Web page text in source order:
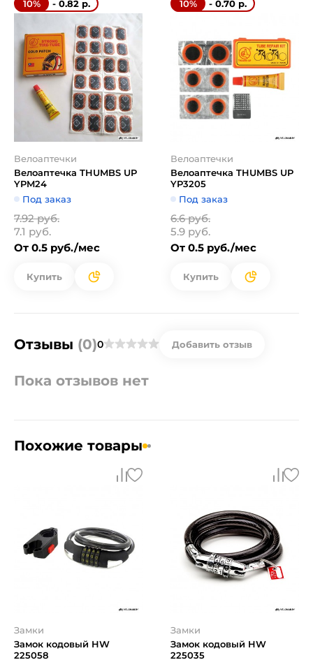
10% - 0.82 р.
Велоаптечки
Велоаптечка THUMBS UP
YPM24
Под заказ
7.92 руб.
7.1 руб.
От 0.5 руб./мес
Купить
10% - 0.70 р.
Велоаптечки
Велоаптечка THUMBS UP
YP3205
Под заказ
6.6 руб.
5.9 руб.
От 0.5 руб./мес
Купить
Отзывы (0)0 Добавить отзыв
Пока отзывов нет
Похожие товары
Замки
Замок кодовый HW
225058
Замки
Замок кодовый HW
225035